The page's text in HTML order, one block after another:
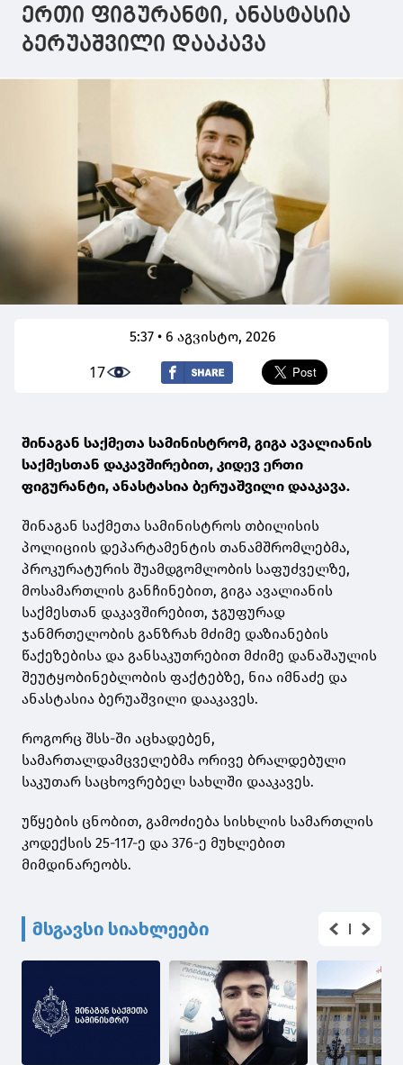
ერთი ფიგურანტი, ანასტასია
ბერუაშვილი დააკავა
5:37 • 6 აგვისტო, 2026
17
შინაგან საქმეთა სამინისტრომ, გიგა ავალიანის
საქმესთან დაკავშირებით, კიდევ ერთი
ფიგურანტი, ანასტასია ბერუაშვილი დააკავა.
შინაგან საქმეთა სამინისტროს თბილისის
პოლიციის დეპარტამენტის თანამშრომლებმა,
პროკურატურის შუამდგომლობის საფუძველზე,
მოსამართლის განჩინებით, გიგა ავალიანის
საქმესთან დაკავშირებით, ჯგუფურად
ჯანმრთელობის განზრახ მძიმე დაზიანების
წაქეზებისა და განსაკუთრებით მძიმე დანაშაულის
შეუტყობინებლობის ფაქტებზე, ნია იმნაძე და
ანასტასია ბერუაშვილი დააკავეს.
როგორც შსს-ში აცხადებენ,
სამართალდამცველებმა ორივე ბრალდებული
საკუთარ საცხოვრებელ სახლში დააკავეს.
უწყების ცნობით, გამოძიება სისხლის სამართლის
კოდექსის 25-117-ე და 376-ე მუხლებით
მიმდინარეობს.
მსგავსი სიახლეები